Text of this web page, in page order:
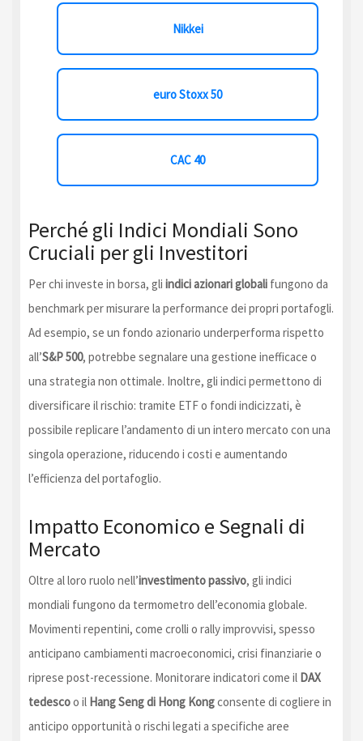
Nikkei
euro Stoxx 50
CAC 40
Perché gli Indici Mondiali Sono
Cruciali per gli Investitori
Per chi investe in borsa, gli indici azionari globali fungono da
benchmark per misurare la performance dei propri portafogli.
Ad esempio, se un fondo azionario underperforma rispetto
all’S&P 500, potrebbe segnalare una gestione inefficace o
una strategia non ottimale. Inoltre, gli indici permettono di
diversificare il rischio: tramite ETF o fondi indicizzati, è
possibile replicare l’andamento di un intero mercato con una
singola operazione, riducendo i costi e aumentando
l’efficienza del portafoglio.
Impatto Economico e Segnali di
Mercato
Oltre al loro ruolo nell’investimento passivo, gli indici
mondiali fungono da termometro dell’economia globale.
Movimenti repentini, come crolli o rally improvvisi, spesso
anticipano cambiamenti macroeconomici, crisi finanziarie o
riprese post-recessione. Monitorare indicatori come il DAX
tedescoo il Hang Seng di Hong Kongconsente di cogliere in
anticipo opportunità o rischi legati a specifiche aree